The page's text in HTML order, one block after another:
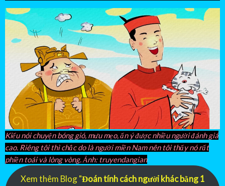
Kiểu nói chuyện bóng gió, mưu mẹo, ẩn ý được nhiều người đánh giá
cao. Riêng tôi thì chắc do là người miền Nam nên tôi thấy nó rất
phiền toái và lòng vòng. Ảnh: truyendangian
Xem thêm Blog "Đoán tính cách người khác bằng 1